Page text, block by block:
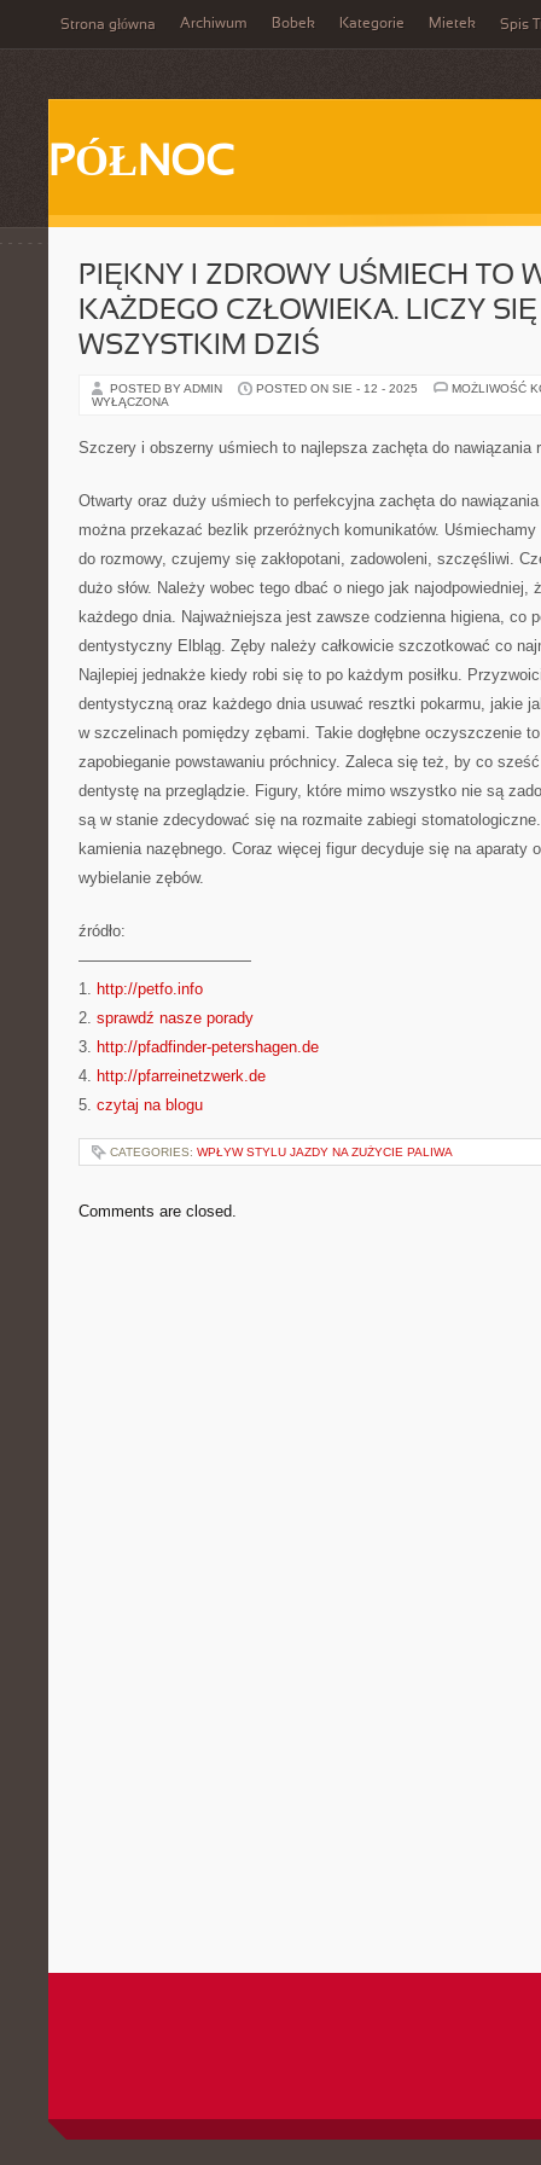
Strona główna Archiwum Bobek Kategorie Mietek Spis
PÓŁNOC
PIĘKNY I ZDROWY UŚMIECH TO
KAŻDEGO CZŁOWIEKA. LICZY
WSZYSTKIM DZIŚ
POSTED BY ADMIN POSTED ON SIE - 12 - 2025
MOŻLIWOŚĆ
WYŁĄCZONA
Szczery i obszerny uśmiech to najlepsza zachęta do nawiązania
Otwarty oraz duży uśmiech to perfekcyjna zachęta do
można przekazać bezlik przeróżnych komunikatów.
do rozmowy, czujemy się zakłopotani, zadowoleni, szczęśliwi.
dużo słów. Należy wobec tego dbać o niego jak najodpowiedniej,
każdego dnia. Najważniejsza jest zawsze codzienna higiena, co
dentystyczny Elbląg. Zęby należy całkowicie szczotkować co
Najlepiej jednakże kiedy robi się to po każdym posiłku.
dentystyczną oraz każdego dnia usuwać resztki pokarmu, jakie
w szczelinach pomiędzy zębami. Takie dogłębne oczyszczenie
zapobieganie powstawaniu próchnicy. Zaleca się też, by co
dentystę na przeglądzie. Figury, które mimo wszystko nie są
są w stanie zdecydować się na rozmaite zabiegi
kamienia nazębnego. Coraz więcej figur decyduje się na aparaty
wybielanie zębów.
źródło:
———————————
1. http://petfo.info
2. sprawdź nasze porady
3. http://pfadfinder-petershagen.de
4. http://pfarreinetzwerk.de
5. czytaj na blogu
CATEGORIES: WPŁYW STYLU JAZDY NA ZUŻYCIE PALIWA
Comments are closed.